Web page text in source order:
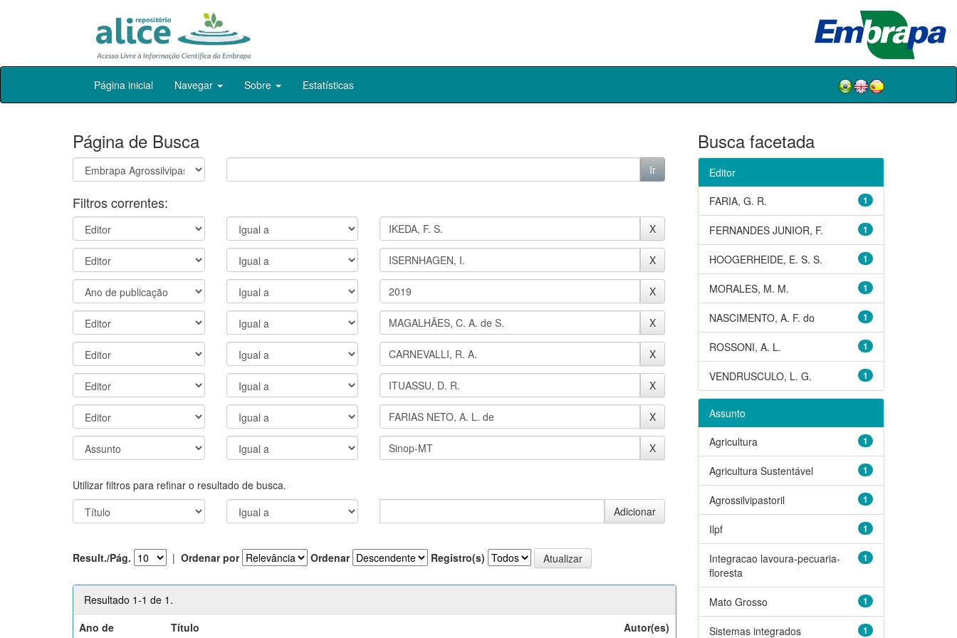
Skip
Página inicial Navegar Sobre Estatísticas
Página de Busca
Filtros correntes:
Utilizar filtros para refinar o resultado de busca.
Result./Pág. | Ordenar por Ordenar Registro(s)
Resultado 1-1 de 1.
Ano de
Título Autor(es)
Busca facetada
Editor
1
FARIA, G. R.
1
FERNANDES JUNIOR, F.
1
HOOGERHEIDE, E. S. S.
1
MORALES, M. M.
1
NASCIMENTO, A. F. do
1
ROSSONI, A. L.
1
VENDRUSCULO, L. G.
Assunto
1
Agricultura
1
Agricultura Sustentável
1
Agrossilvipastoril
1
Ilpf
1
Integracao lavoura-pecuaria-
floresta
1
Mato Grosso
1
Sistemas integrados